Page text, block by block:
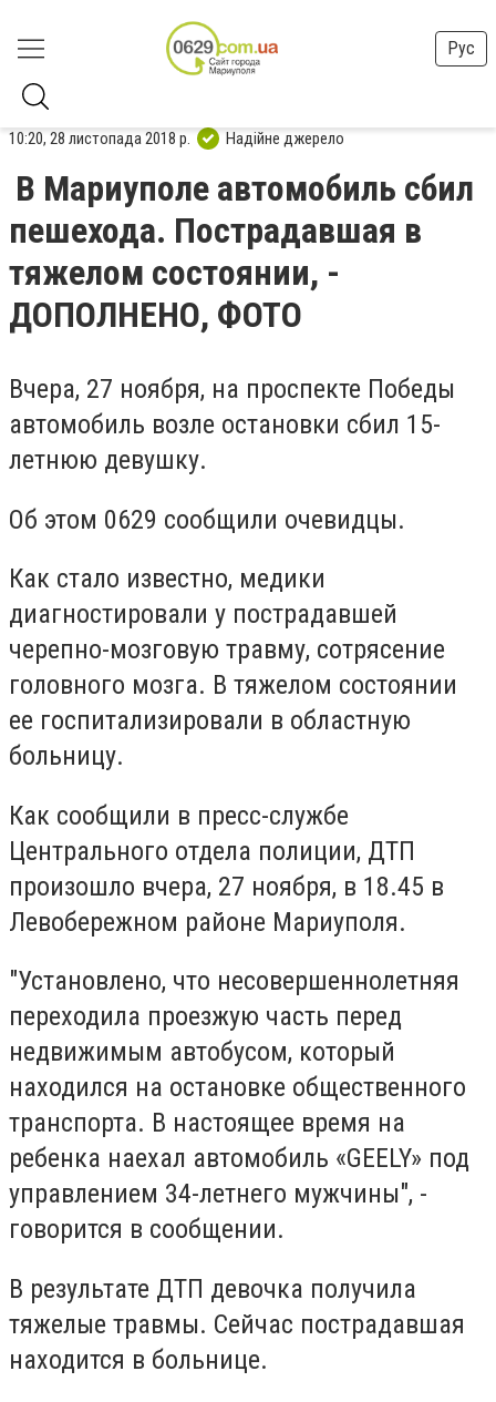
Рус
10:20, 28 листопада 2018 р. Надійне джерело
В Мариуполе автомобиль сбил
пешехода. Пострадавшая в
тяжелом состоянии, -
ДОПОЛНЕНО, ФОТО
Вчера, 27 ноября, на проспекте Победы
автомобиль возле остановки сбил 15-
летнюю девушку.
Об этом 0629 сообщили очевидцы.
Как стало известно, медики
диагностировали у пострадавшей
черепно-мозговую травму, сотрясение
головного мозга. В тяжелом состоянии
ее госпитализировали в областную
больницу.
Как сообщили в пресс-службе
Центрального отдела полиции, ДТП
произошло вчера, 27 ноября, в 18.45 в
Левобережном районе Мариуполя.
"Установлено, что несовершеннолетняя
переходила проезжую часть перед
недвижимым автобусом, который
находился на остановке общественного
транспорта. В настоящее время на
ребенка наехал автомобиль «GEELY» под
управлением 34-летнего мужчины", -
говорится в сообщении.
В результате ДТП девочка получила
тяжелые травмы. Сейчас пострадавшая
находится в больнице.